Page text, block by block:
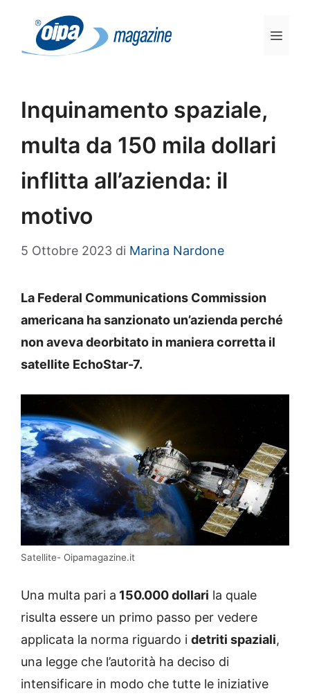
contenuto
Inquinamento spaziale,
multa da 150 mila dollari
inflitta all’azienda: il
motivo
5 Ottobre 2023 di Marina Nardone
La Federal Communications Commission
americana ha sanzionato un’azienda perché
non aveva deorbitato in maniera corretta il
satellite EchoStar-7.
Satellite- Oipamagazine.it
Una multa pari a 150.000 dollari la quale
risulta essere un primo passo per vedere
applicata la norma riguardo i detriti spaziali,
una legge che l’autorità ha deciso di
intensificare in modo che tutte le iniziative